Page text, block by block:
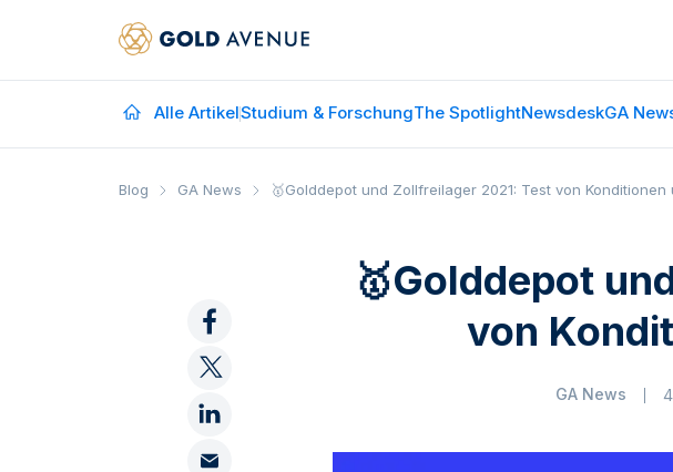
Alle ArtikelStudium & ForschungThe SpotlightNewsdeskGA
Blog GA News 🥇Golddepot und Zollfreilager 2021: Test von Konditionen
🥇Golddepot
von
GA News